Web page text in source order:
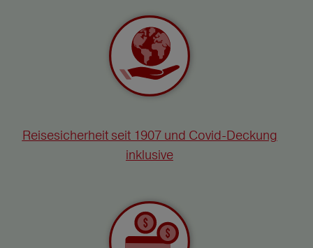
Reisesicherheit seit 1907 und Covid-Deckung
inklusive